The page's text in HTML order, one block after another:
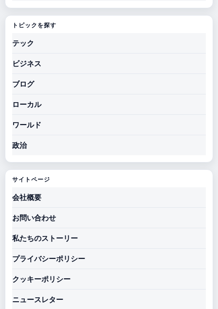
トピックを探す
テック
ビジネス
ブログ
ローカル
ワールド
政治
サイトページ
会社概要
お問い合わせ
私たちのストーリー
プライバシーポリシー
クッキーポリシー
ニュースレター